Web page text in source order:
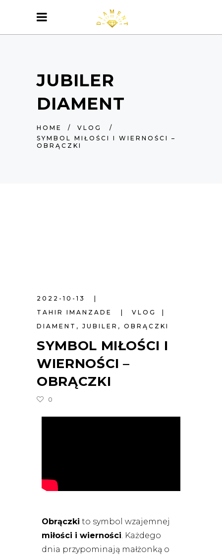
JUBILER
DIAMENT
HOME / VLOG
/
SYMBOL MIŁOŚCI I WIERNOŚCI –
OBRĄCZKI
2022-10-13
TAHIR IMANZADE
VLOG
DIAMENT , JUBILER , OBRĄCZKI
SYMBOL MIŁOŚCI I
WIERNOŚCI –
OBRĄCZKI
0
Obrączki to symbol wzajemnej
miłości i wierności. Każdego
dnia przypominają małżonką o